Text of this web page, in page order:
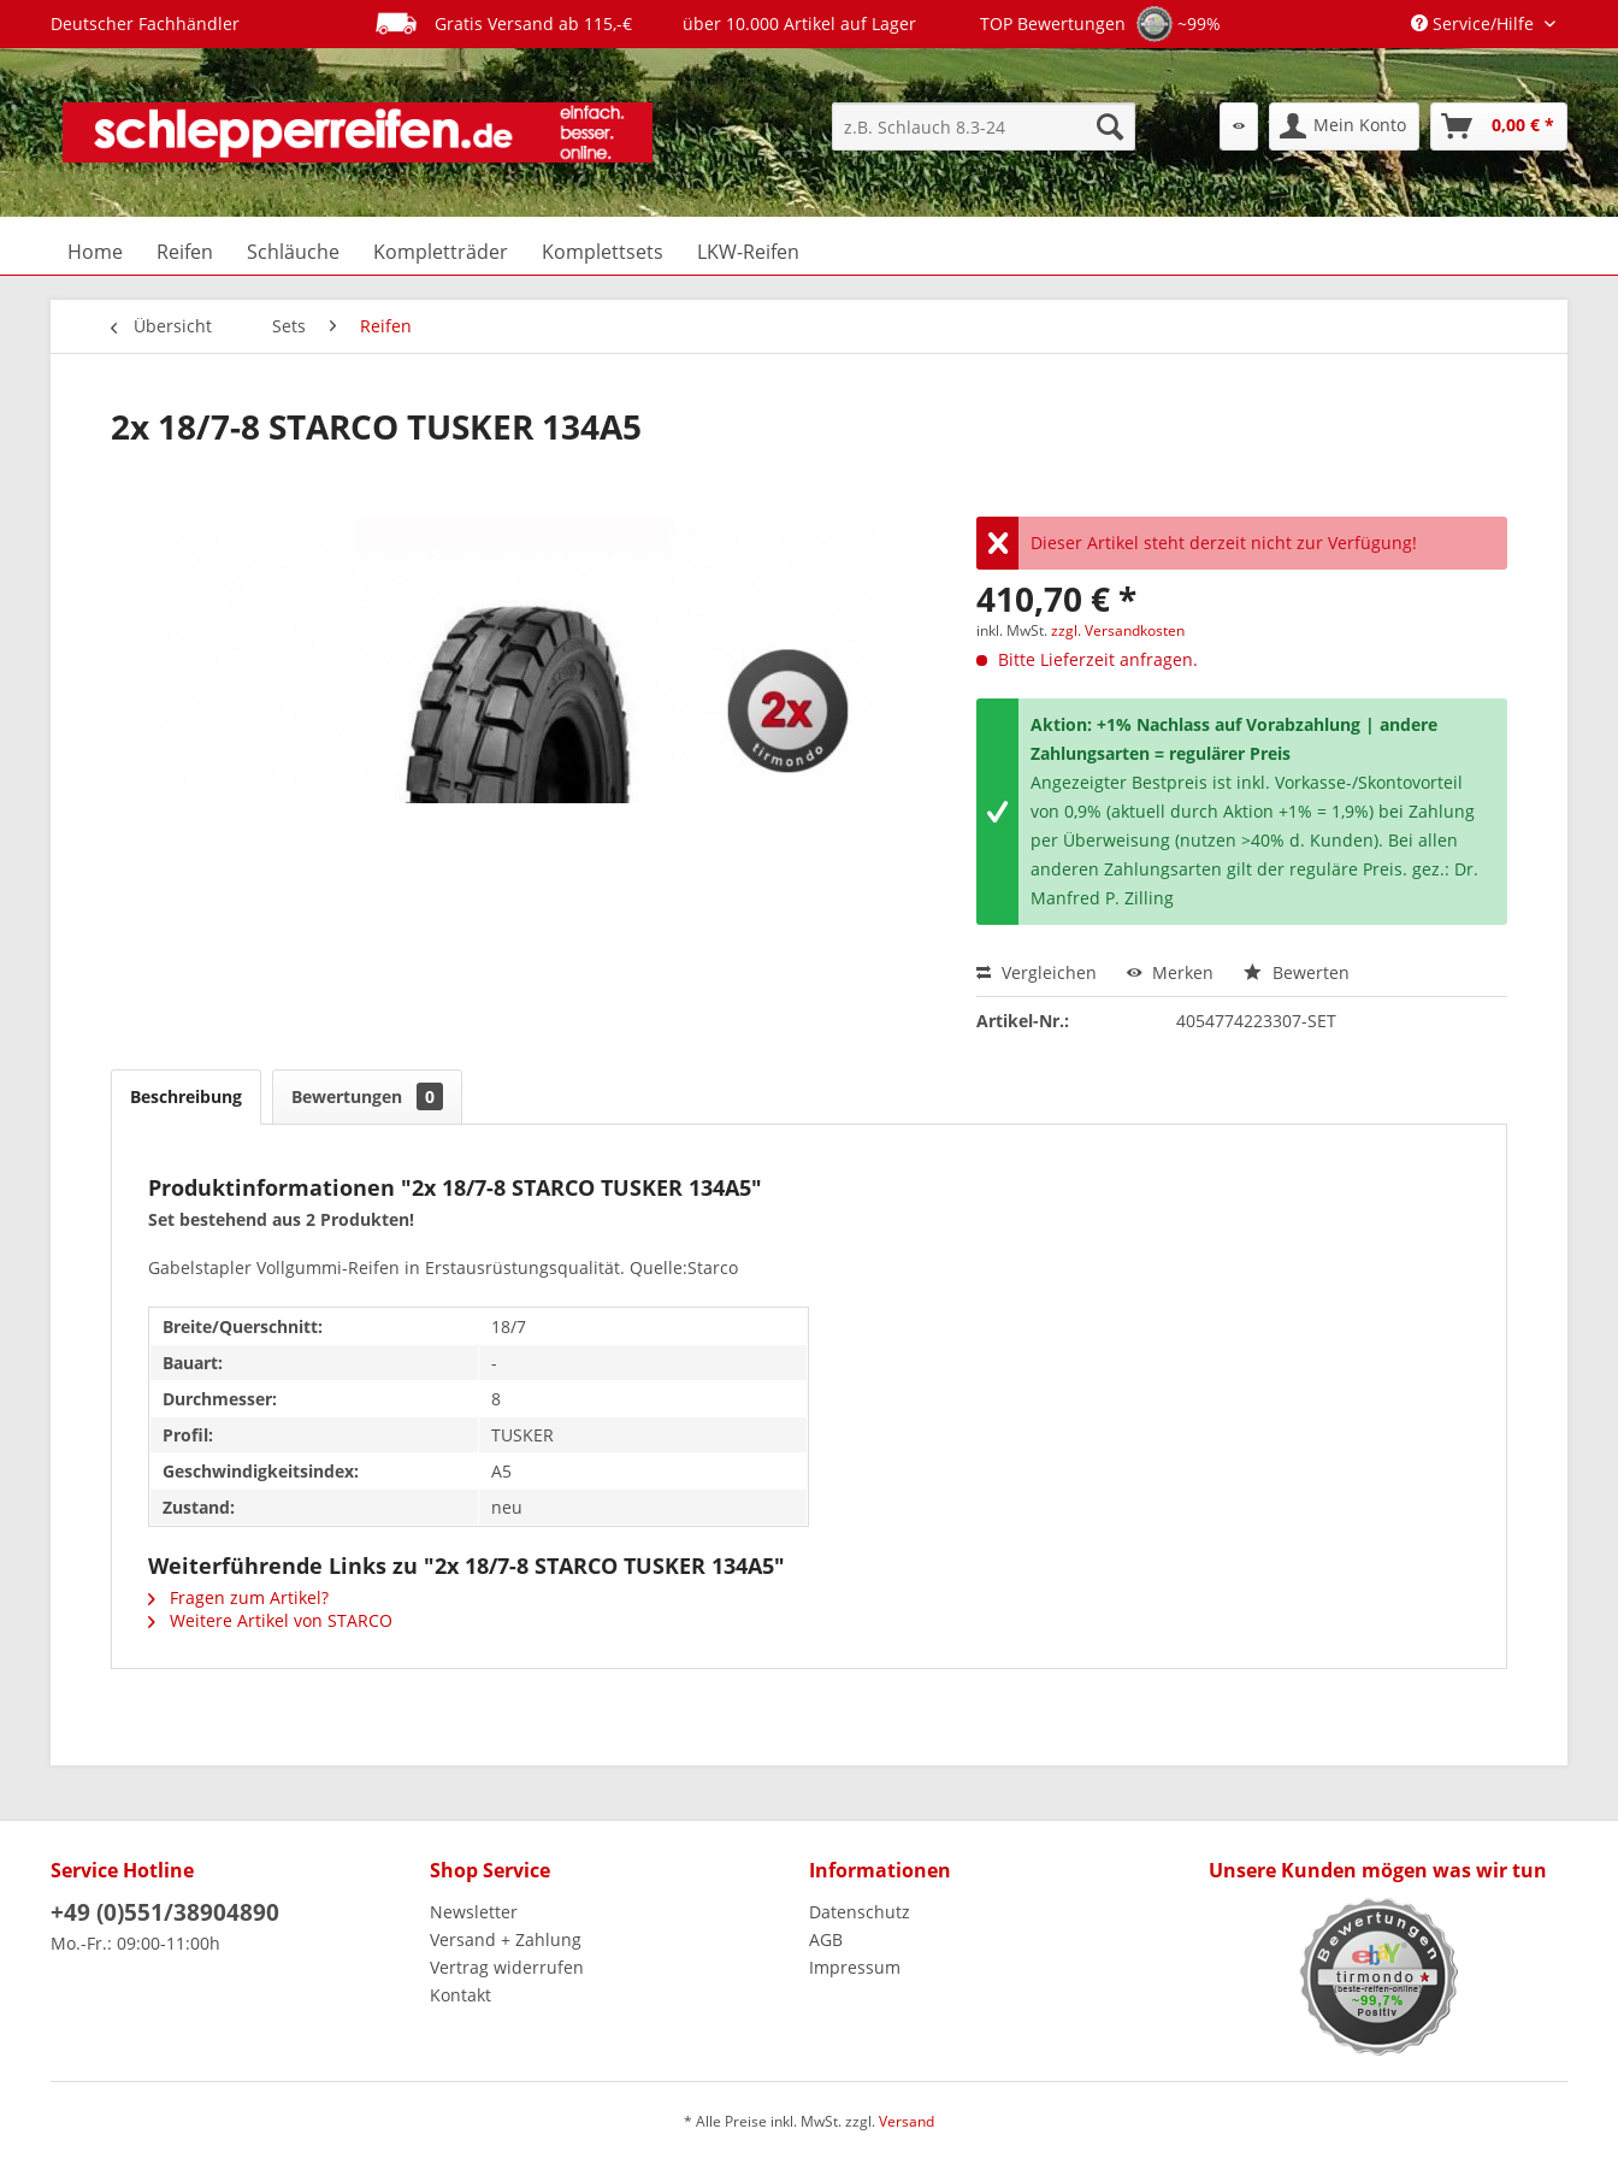
Deutscher Fachhändler Gratis Versand ab 115,-€ über 10.000 Artikel auf Lager TOP Bewertungen ~99% Service/Hilfe
Mein Konto 0,00 € *
Home Reifen Schläuche Kompletträder Komplettsets LKW-Reifen
Übersicht Sets Reifen
2x 18/7-8 STARCO TUSKER 134A5
Dieser Artikel steht derzeit nicht zur Verfügung!
410,70 € *
inkl. MwSt.zzgl. Versandkosten
Bitte Lieferzeit anfragen.
Aktion: +1% Nachlass auf Vorabzahlung | andere
Zahlungsarten = regulärer Preis
Angezeigter Bestpreis ist inkl. Vorkasse-/Skontovorteil
von 0,9% (aktuell durch Aktion +1% = 1,9%) bei Zahlung
per Überweisung (nutzen >40% d. Kunden). Bei allen
anderen Zahlungsarten gilt der reguläre Preis. gez.: Dr.
Manfred P. Zilling
Vergleichen Merken Bewerten
Artikel-Nr.: 4054774223307-SET
Beschreibung Bewertungen 0
Produktinformationen "2x 18/7-8 STARCO TUSKER 134A5"
Set bestehend aus 2 Produkten!
Gabelstapler Vollgummi-Reifen in Erstausrüstungsqualität. Quelle:Starco
Breite/Querschnitt:
18/7
Bauart:
-
Durchmesser:
8
Profil:
TUSKER
Geschwindigkeitsindex:
A5
Zustand:
neu
Weiterführende Links zu "2x 18/7-8 STARCO TUSKER 134A5"
Fragen zum Artikel?
Weitere Artikel von STARCO
Service Hotline
+49 (0)551/38904890
Mo.-Fr.: 09:00-11:00h
Shop Service
Newsletter
Versand + Zahlung
Vertrag widerrufen
Kontakt
Informationen
Datenschutz
AGB
Impressum
Unsere Kunden mögen was wir tun
* Alle Preise inkl. MwSt. zzgl.Versand